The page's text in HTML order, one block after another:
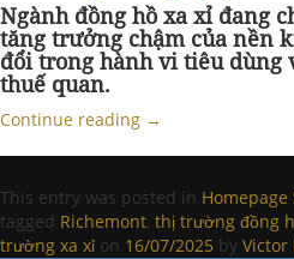
Ngành đồng hồ xa xỉ đang
tăng trưởng chậm của nền
đổi trong hành vi tiêu dùng
thuế quan.
Continue reading →
This entry was posted in
tagged Richemont, thị trường đồng
trường xa xỉ on 16/07/2025 by Victor